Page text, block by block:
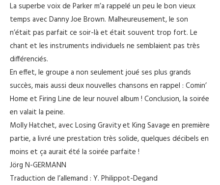
La superbe voix de Parker m’a rappelé un peu le bon vieux
temps avec Danny Joe Brown. Malheureusement, le son
n’était pas parfait ce soir-là et était souvent trop fort. Le
chant et les instruments individuels ne semblaient pas très
différenciés.
En effet, le groupe a non seulement joué ses plus grands
succès, mais aussi deux nouvelles chansons en rappel : Comin’
Home et Firing Line de leur nouvel album ! Conclusion, la soirée
en valait la peine.
Molly Hatchet, avec Losing Gravity et King Savage en première
partie, a livré une prestation très solide, quelques décibels en
moins et ça aurait été la soirée parfaite !
Jörg N-GERMANN
Traduction de l’allemand : Y. Philippot-Degand